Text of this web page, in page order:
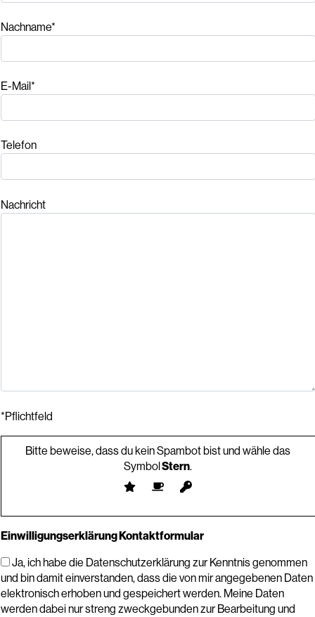
Nachname*
E-Mail*
Telefon
Nachricht
*Pflichtfeld
Bitte beweise, dass du kein Spambot bist und wähle das
SymbolStern.
Einwilligungserklärung Kontaktformular
Ja, ich habe die Datenschutzerklärung zur Kenntnis genommen
und bin damit einverstanden, dass die von mir angegebenen Daten
elektronisch erhoben und gespeichert werden. Meine Daten
werden dabei nur streng zweckgebunden zur Bearbeitung und